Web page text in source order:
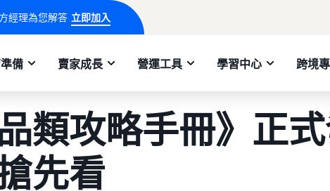
經理為您解答 立即加入
備 賣家成長 營運工具 學習中心 跨境
類攻略手冊》正
先看